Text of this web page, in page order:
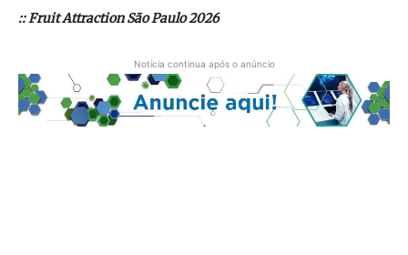
:: Fruit Attraction São Paulo 2026
Notícia continua após o anúncio